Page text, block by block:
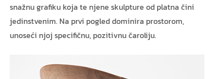
snažnu grafiku koja te njene skulpture od platna čini
jedinstvenim. Na prvi pogled dominira prostorom,
unoseći njoj specifičnu, pozitivnu čaroliju.